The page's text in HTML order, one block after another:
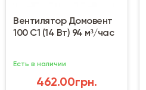
Вентилятор Домовент
100 С1 (14 Вт) 94 м³/час
Есть в наличии
462.00грн.